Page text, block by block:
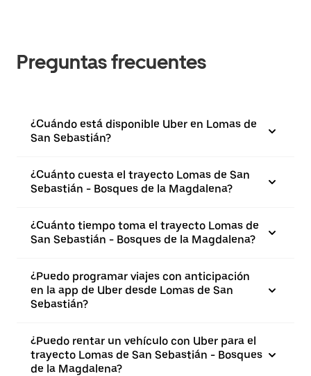
Preguntas frecuentes
¿Cuándo está disponible Uber en Lomas de
San Sebastián?
¿Cuánto cuesta el trayecto Lomas de San
Sebastián - Bosques de la Magdalena?
¿Cuánto tiempo toma el trayecto Lomas de
San Sebastián - Bosques de la Magdalena?
¿Puedo programar viajes con anticipación
en la app de Uber desde Lomas de San
Sebastián?
¿Puedo rentar un vehículo con Uber para el
trayecto Lomas de San Sebastián - Bosques
de la Magdalena?